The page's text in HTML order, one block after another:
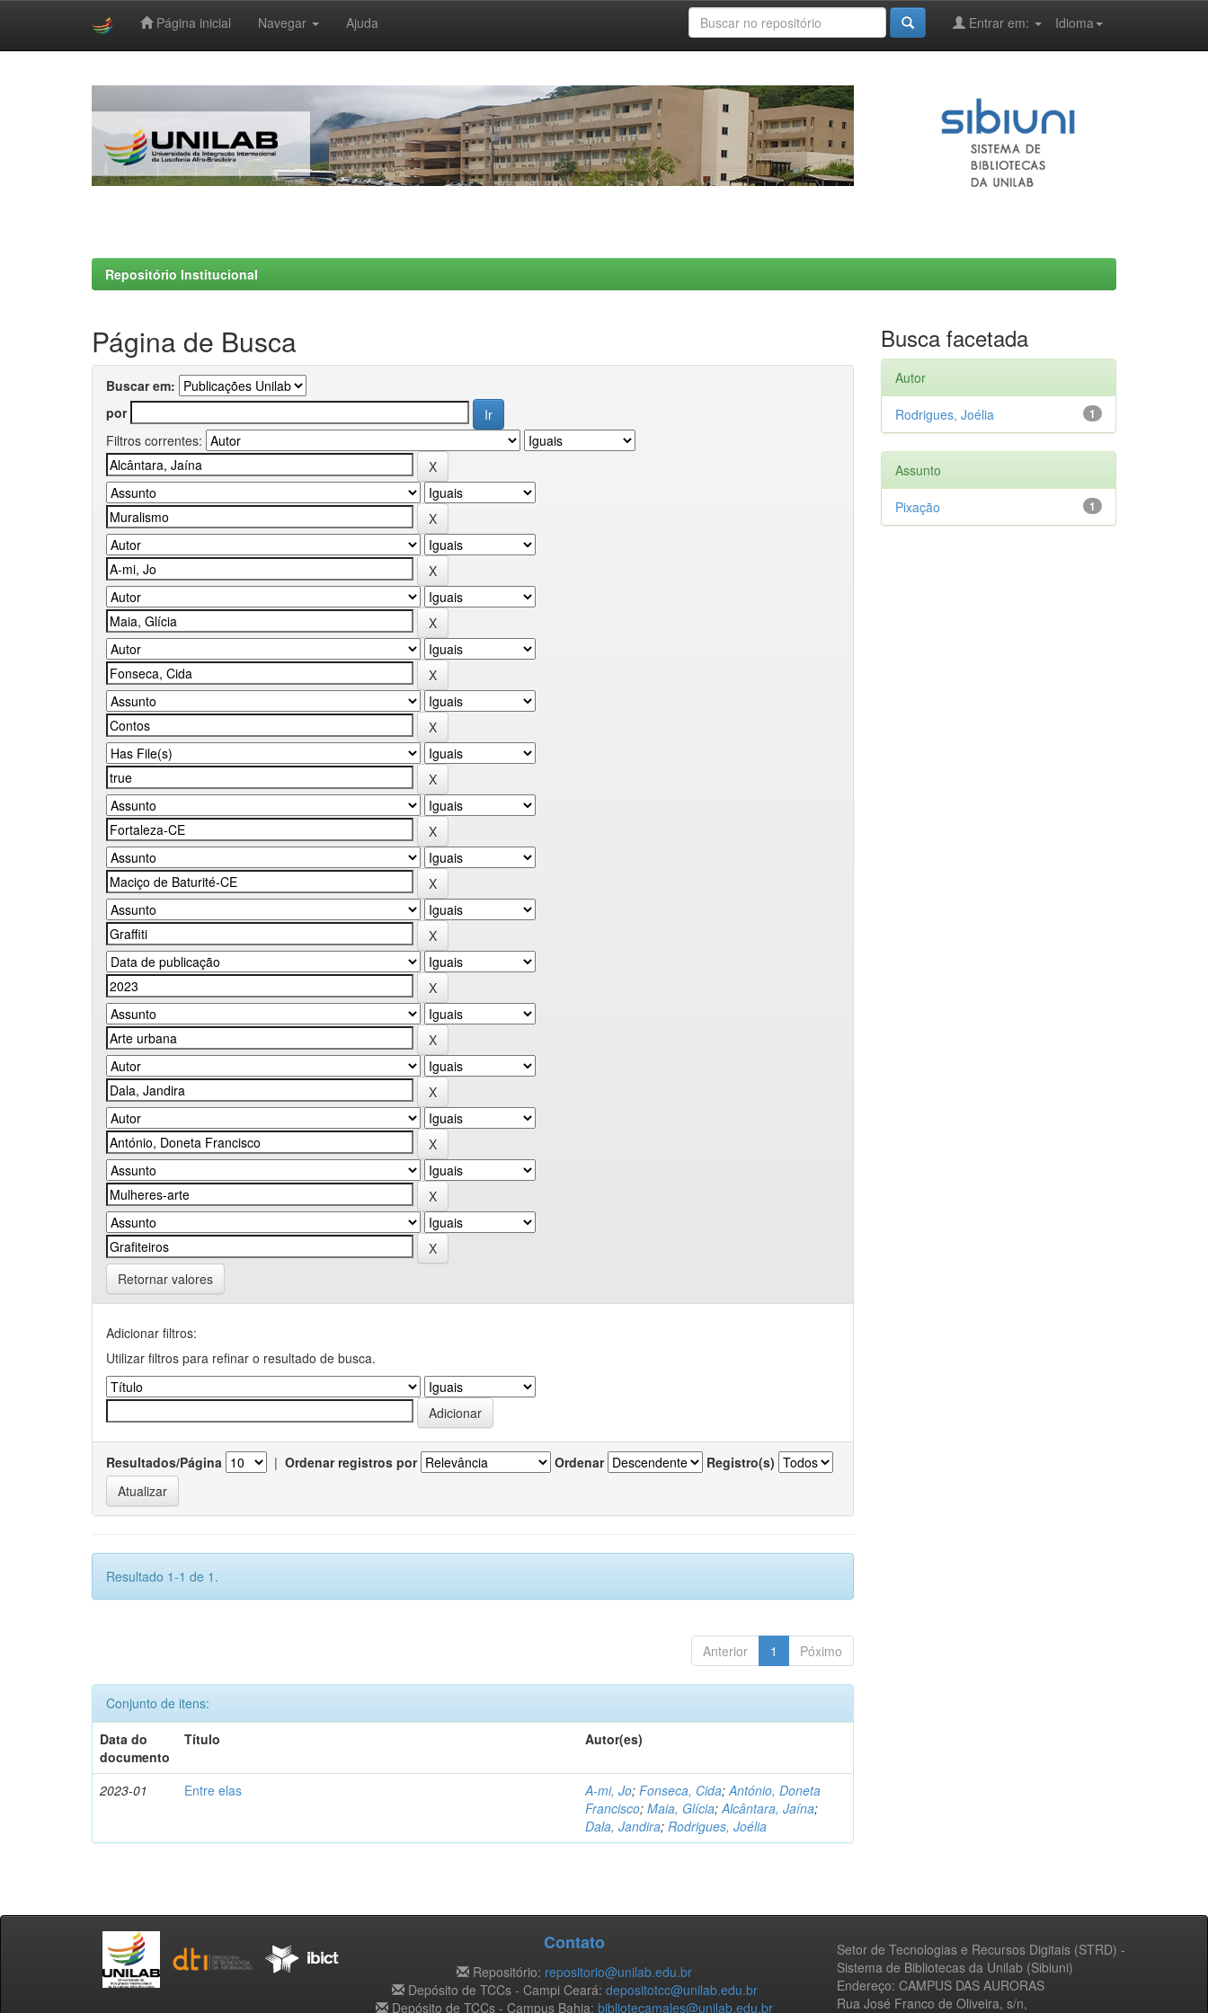
Página inicial Navegar Ajuda Idioma
Entrar em:
Repositório Institucional
Página de Busca
Buscar em:
por
Filtros correntes:
Retornar valores
Adicionar filtros:
Utilizar filtros para refinar o resultado de busca.
Resultados/Página | Ordenar registros por Ordenar Registro(s)
Resultado 1-1 de 1.
Anterior 1 Póximo
Conjunto de itens:
Data do
documento
Título Autor(es)
2023-01 Entre elas A-mi, Jo;Fonseca, Cida;António, Doneta
Francisco;Maia, Glícia;Alcântara, Jaína;
Dala, Jandira;Rodrigues, Joélia
Busca facetada
Autor
1
Rodrigues, Joélia
Assunto
1
Pixação
Setor de Tecnologias e Recursos Digitais (STRD) -
Sistema de Bibliotecas da Unilab (Sibiuni)
Endereço: CAMPUS DAS AURORAS
Rua José Franco de Oliveira, s/n,
Contato
Repositório: repositorio@unilab.edu.br
Depósito de TCCs - Campi Ceará: depositotcc@unilab.edu.br
Depósito de TCCs - Campus Bahia: bibliotecamales@unilab.edu.br